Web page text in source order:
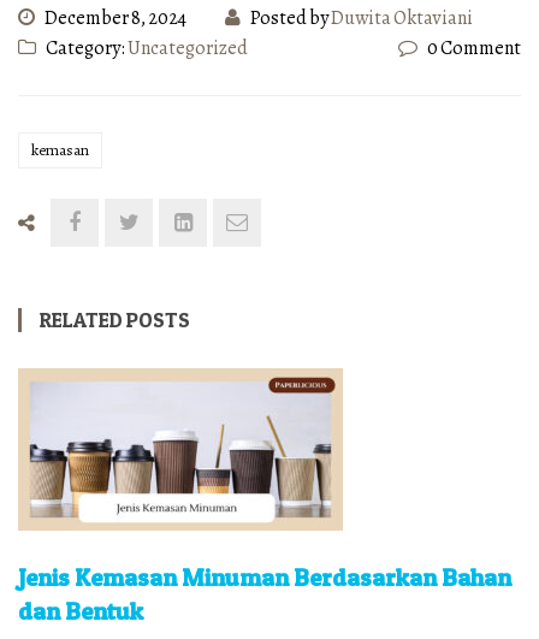
December 8, 2024 Posted byDuwita Oktaviani
Category:Uncategorized 0 Comment
kemasan
RELATED POSTS
Jenis Kemasan Minuman Berdasarkan Bahan
dan Bentuk